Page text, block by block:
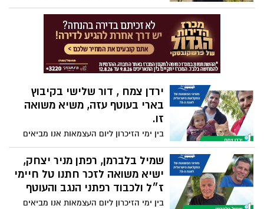
ומנהלת אלפי דונמים של גידולים. לאורך
השנים הפכה לדמות מפתח בחקלאות
האזורית והארצית ומובילה את התחום
במקצועיות, בנחישות ובחדשנות, תוך שבירת
תקרות זכוכית ושימוש כמודל לחיקוי עבור
נשים רבות בענף.
אלינו מאלעזר שבגוש עציון, נשואה לניסים
ואמא לשני חיילים, עם יותר משלושה עשורים
של עשייה חינוכית בשטח בהתמחות בחינוך
מיוחד. את דרכה החלה כסייעת, המשיכה
האחרונות הובילה את תחום החינוך המיוחד
מהמערכות הגדולות והמורכבות בארץ.
ירדן צמח , דור שלישי בקיבוץ
בארי בעוטף עזה, משיא משואה
זו.
בין ימי הזיכרון ליום העצמאות אנו מביאים
בפניכם את משיאי המשואות של חקלאי
ישראל, המספרים את סיפורה של החקלאות
הישראלית במדינת ישראל לאורכה ורוחבה
שמיל בלברמן, רפתן מניר יצחק,
ישיא משואה לזכר חתנו טל חיימי
ז״ל ולכבוד רפתני הנגב והעוטף
בין ימי הזיכרון ליום העצמאות אנו מביאים